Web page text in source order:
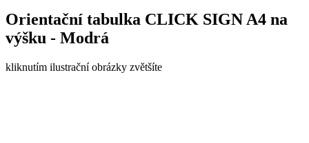
Orientační tabulka CLICK SIGN A4 na
výšku - Modrá
kliknutím ilustrační obrázky zvětšíte